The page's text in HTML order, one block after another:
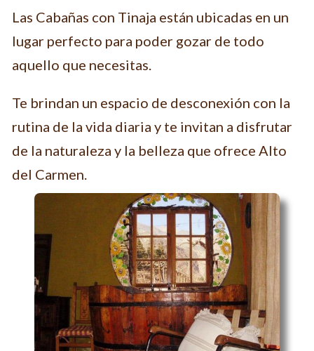
Las Cabañas con Tinaja están ubicadas en un
lugar perfecto para poder gozar de todo
aquello que necesitas.
Te brindan un espacio de desconexión con la
rutina de la vida diaria y te invitan a disfrutar
de la naturaleza y la belleza que ofrece Alto
del Carmen.